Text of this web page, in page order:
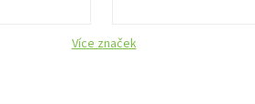
Více značek